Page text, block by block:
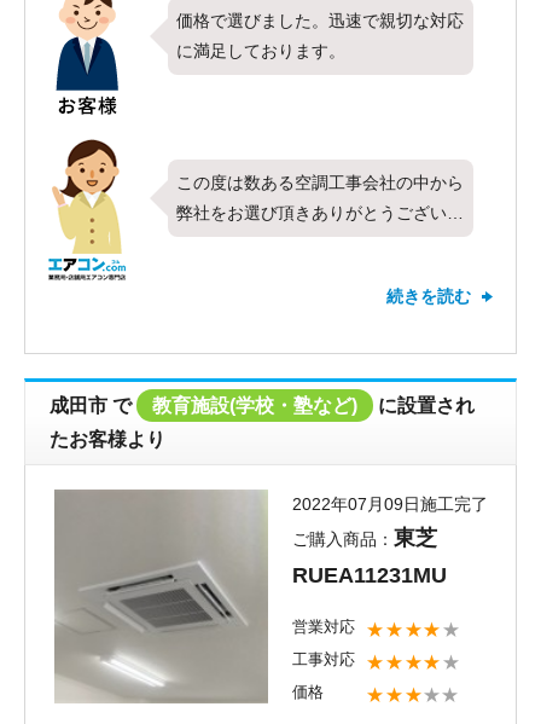
価格で選びました。迅速で親切な対応
に満足しております。
この度は数ある空調工事会社の中から
弊社をお選び頂きありがとうございま
した。以前より別現場でも弊社にお声
用とても嬉しく思います。今回は東芝
コンを全て耐塩害地仕様にてお取り付
けさせて頂きました。全ての項目で最
らも全てのお客様にご満足頂けるよう
社員一同精進して参りたいと思いま
す。新しくお取り付けしたエアコンの
調子はいかがでしょうか？今後お使い
頂く中で何か気になる点やお困りごと
がございましたらお気軽にご相談くだ
さい。またのご利用をお待ちしており
続きを読む
成田市 で 教育施設(学校・塾など)
に設置され
たお客様より
2022年07月09日施工完了
ご購入商品： 東芝
RUEA11231MU
営業対応 ★★★★★
工事対応 ★★★★★
価格 ★★★★★